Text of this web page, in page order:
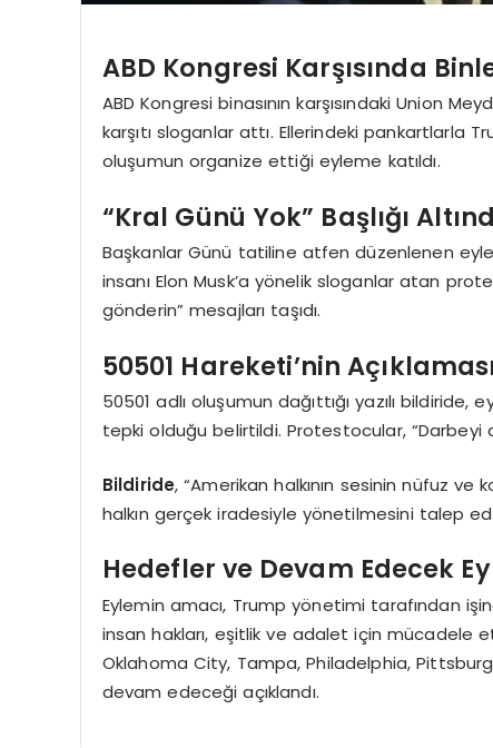
ABD Kongresi Karşısında
ABD Kongresi binasının karşısındaki Union
karşıtı sloganlar attı. Ellerindeki pankartlarla
oluşumun organize ettiği eyleme katıldı.
“Kral Günü Yok” Başlığı
Başkanlar Günü tatiline atfen düzenlenen
insanı Elon Musk’a yönelik sloganlar atan
gönderin” mesajları taşıdı.
50501 Hareketi’nin
50501 adlı oluşumun dağıttığı yazılı
tepki olduğu belirtildi. Protestocular, “Darbeyi
Bildiride, “Amerikan halkının sesinin nüfuz
halkın gerçek iradesiyle yönetilmesini talep
Hedefler ve Devam Edecek
Eylemin amacı, Trump yönetimi tarafından
insan hakları, eşitlik ve adalet için mücadele
Oklahoma City, Tampa, Philadelphia,
devam edeceği açıklandı.